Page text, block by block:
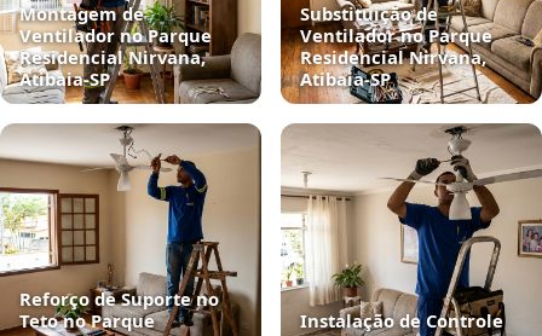
Montagem de
Ventilador no Parque
Residencial Nirvana,
Atibaia‑SP
Substituição de
Ventilador no Parque
Residencial Nirvana,
Atibaia‑SP
Reforço de Suporte no
Teto no Parque
Instalação de Controle